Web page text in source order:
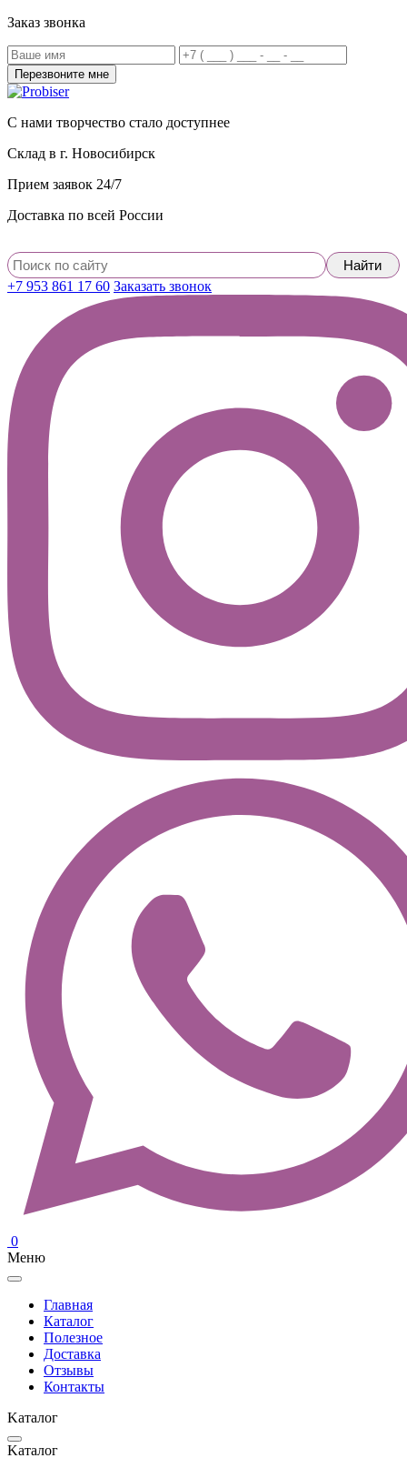
Заказ звонка
С нами творчество стало доступнее
Склад в г. Новосибирск
Прием заявок 24/7
Доставка по всей России
+7 953 861 17 60 Заказать звонок
0
Меню
Главная
Каталог
Полезное
Доставка
Отзывы
Контакты
Kаталог
Kаталог